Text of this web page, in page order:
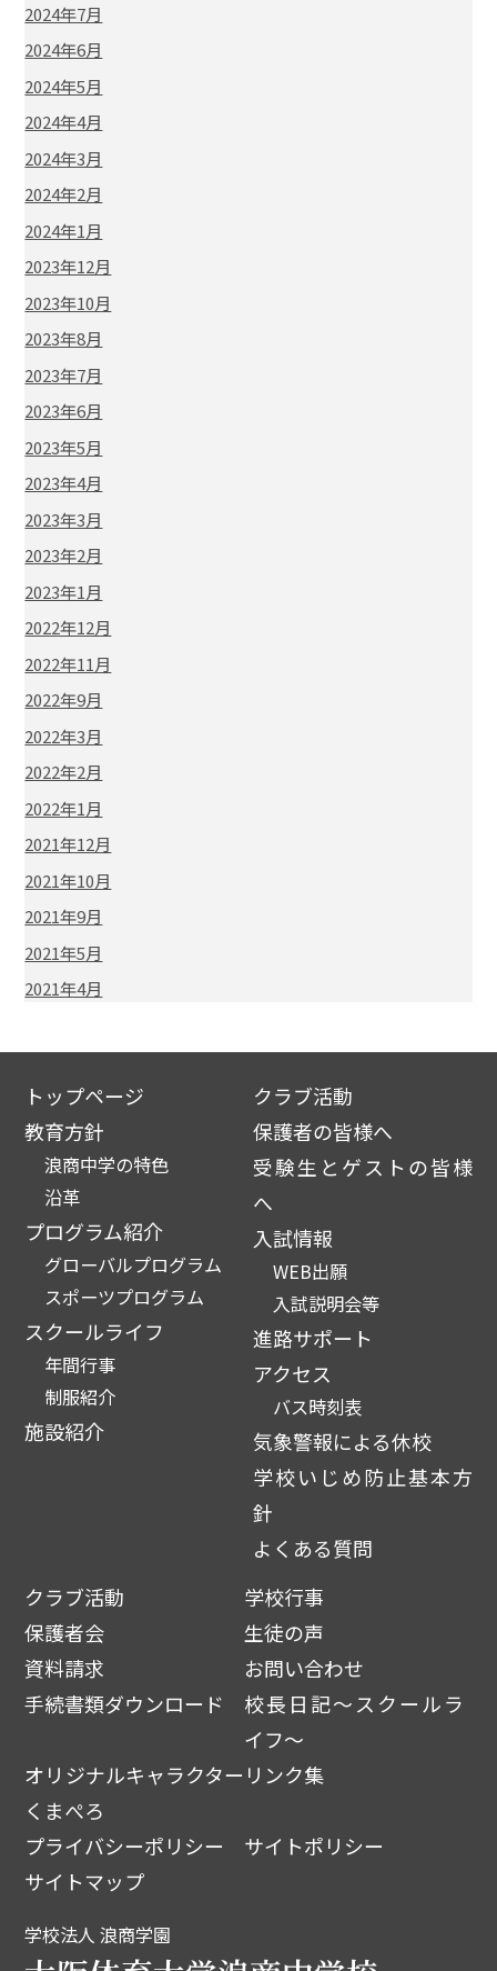
2024年7月
2024年6月
2024年5月
2024年4月
2024年3月
2024年2月
2024年1月
2023年12月
2023年10月
2023年8月
2023年7月
2023年6月
2023年5月
2023年4月
2023年3月
2023年2月
2023年1月
2022年12月
2022年11月
2022年9月
2022年3月
2022年2月
2022年1月
2021年12月
2021年10月
2021年9月
2021年5月
2021年4月
トップページ
教育方針
浪商中学の特色
沿革
プログラム紹介
グローバルプログラム
スポーツプログラム
スクールライフ
年間行事
制服紹介
施設紹介
クラブ活動
保護者の皆様へ
受験生とゲストの皆様
へ
入試情報
WEB出願
入試説明会等
進路サポート
アクセス
バス時刻表
気象警報による休校
学校いじめ防止基本方
針
よくある質問
クラブ活動
学校行事
保護者会
生徒の声
資料請求
お問い合わせ
手続書類ダウンロード
校長日記～スクールラ
イフ～
オリジナルキャラクター
くまぺろ
リンク集
プライバシーポリシー
サイトポリシー
サイトマップ
学校法人 浪商学園